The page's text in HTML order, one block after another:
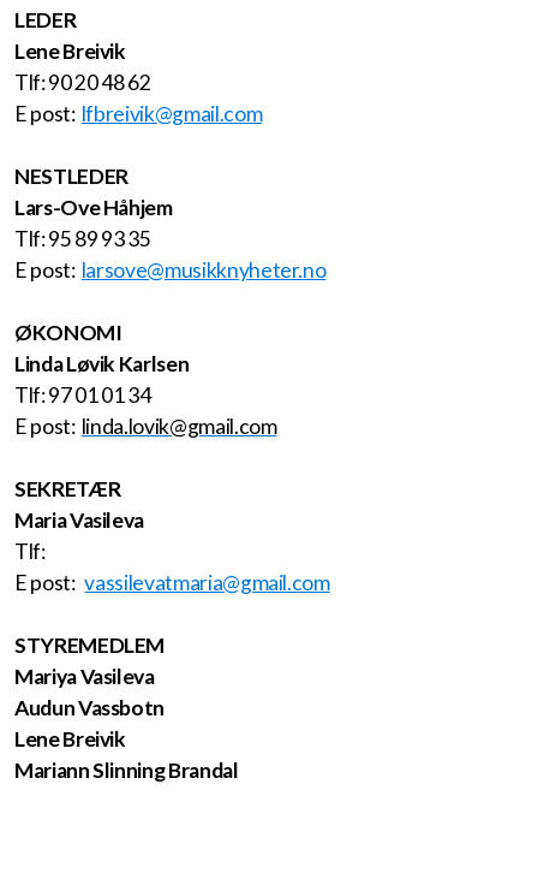
LEDER
Lene Breivik
Tlf: 90 20 48 62
E post: lfbreivik@gmail.com
NESTLEDER
Lars-Ove Håhjem
Tlf: 95 89 93 35
E post: larsove@musikknyheter.no
ØKONOMI
Linda Løvik Karlsen
Tlf: 97 01 01 34
E post: linda.lovik@gmail.com
SEKRETÆR
Maria Vasileva
Tlf:
E post:vassilevatmaria@gmail.com
STYREMEDLEM
Mariya Vasileva
Audun Vassbotn
Lene Breivik
Mariann Slinning Brandal